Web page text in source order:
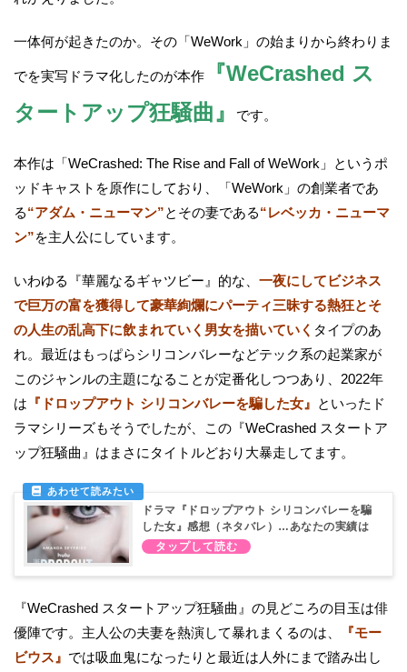
一体何が起きたのか。その「WeWork」の始まりから終わりま
でを実写ドラマ化したのが本作
『WeCrashed ス
タートアップ狂騒曲』
です。
本作は「WeCrashed: The Rise and Fall of WeWork」というポ
ッドキャストを原作にしており、「WeWork」の創業者であ
る“アダム・ニューマン”とその妻である“レベッカ・ニューマ
ン”を主人公にしています。
いわゆる『華麗なるギャツビー』的な、 一夜にしてビジネス
で巨万の富を獲得して豪華絢爛にパーティ三昧する熱狂とそ
の人生の乱高下に飲まれていく男女を描いていく タイプのあ
れ。最近はもっぱらシリコンバレーなどテック系の起業家が
このジャンルの主題になることが定番化しつつあり、2022年
は 『ドロップアウト シリコンバレーを騙した女』 といったド
ラマシリーズもそうでしたが、この『WeCrashed スタートア
ップ狂騒曲』はまさにタイトルどおり大暴走してます。
ドラマ『ドロップアウト シリコンバレーを騙
した女』感想（ネタバレ）…あなたの実績は
真実ですか？
『WeCrashed スタートアップ狂騒曲』の見どころの目玉は俳
優陣です。主人公の夫妻を熱演して暴れまくるのは、
『モー
ビウス』 では吸血鬼になったりと最近は人外にまで踏み出し